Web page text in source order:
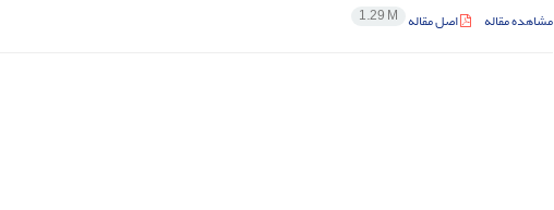
مشاهده مقاله اصل مقاله 1.29 M